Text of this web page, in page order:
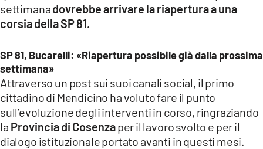
settimanadovrebbe arrivare la riapertura a una
corsia della SP 81.
SP 81, Bucarelli: «Riapertura possibile già dalla prossima
settimana»
Attraverso un post sui suoi canali social, il primo
cittadino di Mendicino ha voluto fare il punto
sull’evoluzione degli interventi in corso, ringraziando
la Provincia di Cosenzaper il lavoro svolto e per il
dialogo istituzionale portato avanti in questi mesi.